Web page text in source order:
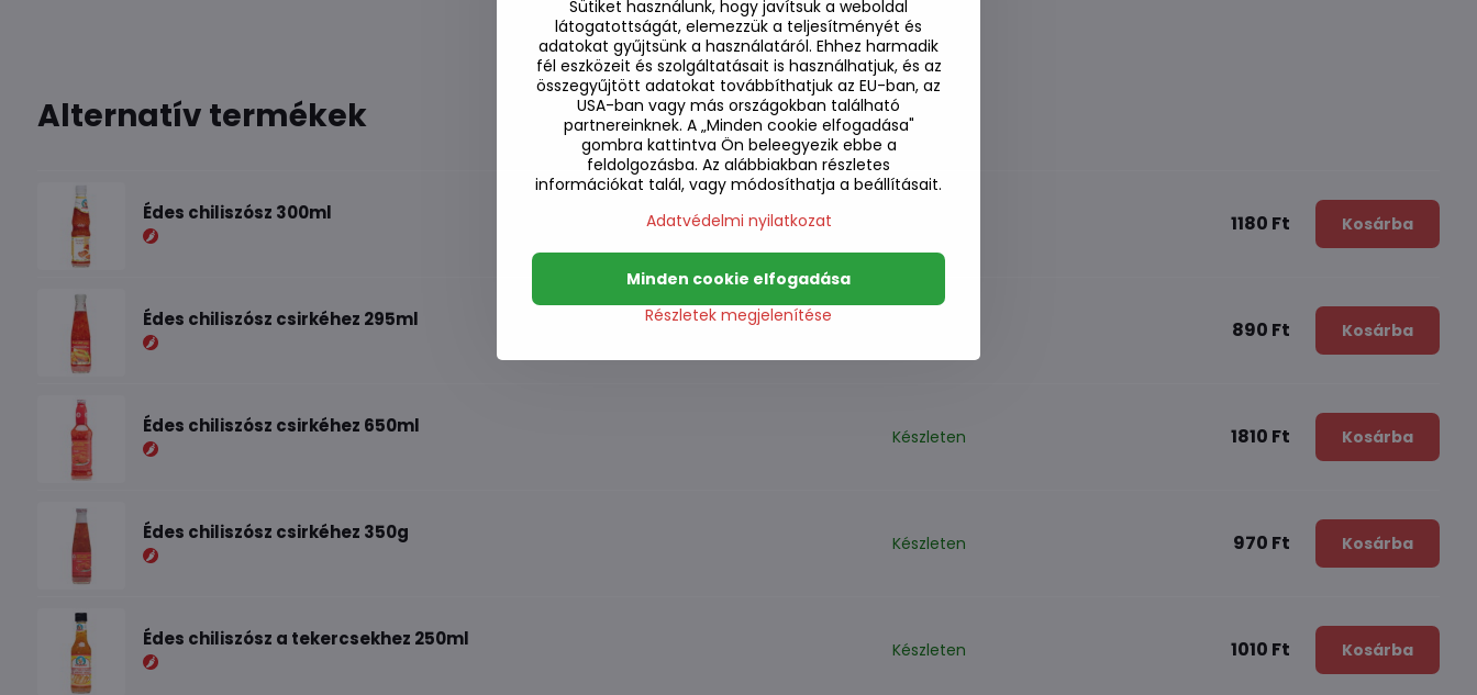
Alternatív termékek
Édes chiliszósz 300ml 1180 Ft Kosárba
Édes chiliszósz csirkéhez 295ml 890 Ft Kosárba
Édes chiliszósz csirkéhez 650ml Készleten 1810 Ft Kosárba
Édes chiliszósz csirkéhez 350g Készleten 970 Ft Kosárba
Édes chiliszósz a tekercsekhez 250ml Készleten 1010 Ft Kosárba
Sütiket használunk, hogy javítsuk a weboldal
látogatottságát, elemezzük a teljesítményét és
adatokat gyűjtsünk a használatáról. Ehhez harmadik
fél eszközeit és szolgáltatásait is használhatjuk, és az
összegyűjtött adatokat továbbíthatjuk az EU-ban, az
USA-ban vagy más országokban található
partnereinknek. A „Minden cookie elfogadása"
gombra kattintva Ön beleegyezik ebbe a
feldolgozásba. Az alábbiakban részletes
információkat talál, vagy módosíthatja a beállításait.
Adatvédelmi nyilatkozat
Részletek megjelenítése
Minden cookie elfogadása